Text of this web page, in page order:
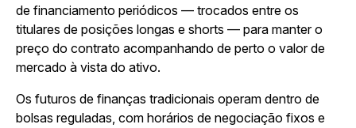
de financiamento periódicos — trocados entre os
titulares de posições longas e shorts — para manter o
preço do contrato acompanhando de perto o valor de
mercado à vista do ativo.
Os futuros de finanças tradicionais operam dentro de
bolsas reguladas, com horários de negociação fixos e